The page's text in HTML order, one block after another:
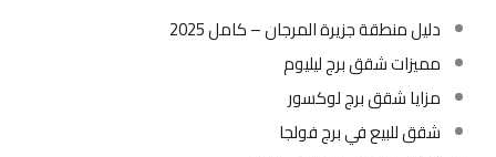
دليل منطقة جزيرة المرجان – كامل 2025
مميزات شقق برج ليليوم
مزايا شقق برج لوكسور
شقق للبيع في برج فولجا